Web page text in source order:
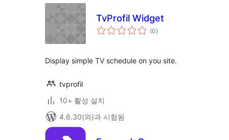
TvProfil Widget
(0전
체)
Display simple TV schedule on you site.
tvprofil
10+ 활성 설치
4.6.30(와)과 시험됨